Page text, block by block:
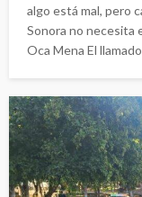
algo está mal, pero
Sonora no
Oca Mena El